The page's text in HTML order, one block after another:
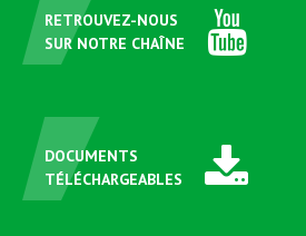
RETROUVEZ-NOUS
SUR NOTRE CHAÎNE
DOCUMENTS
TÉLÉCHARGEABLES